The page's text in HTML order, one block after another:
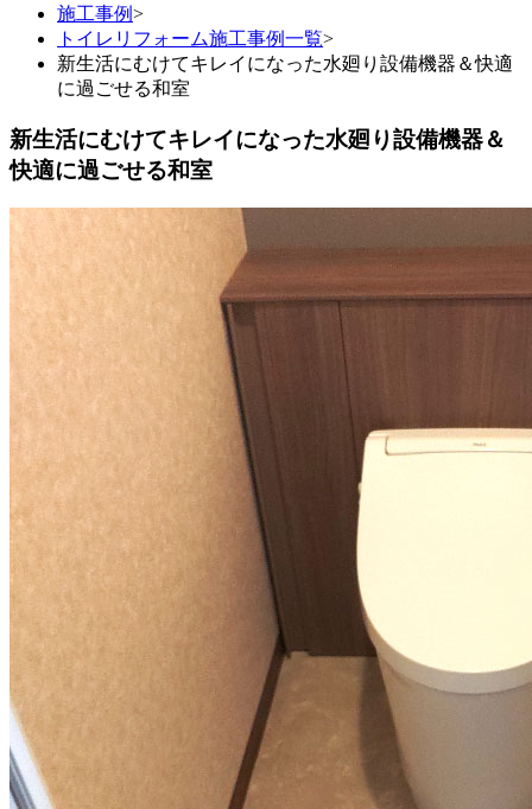
施工事例>
トイレリフォーム施工事例一覧>
新生活にむけてキレイになった水廻り設備機器＆快適
に過ごせる和室
新生活にむけてキレイになった水廻り設備機器＆
快適に過ごせる和室